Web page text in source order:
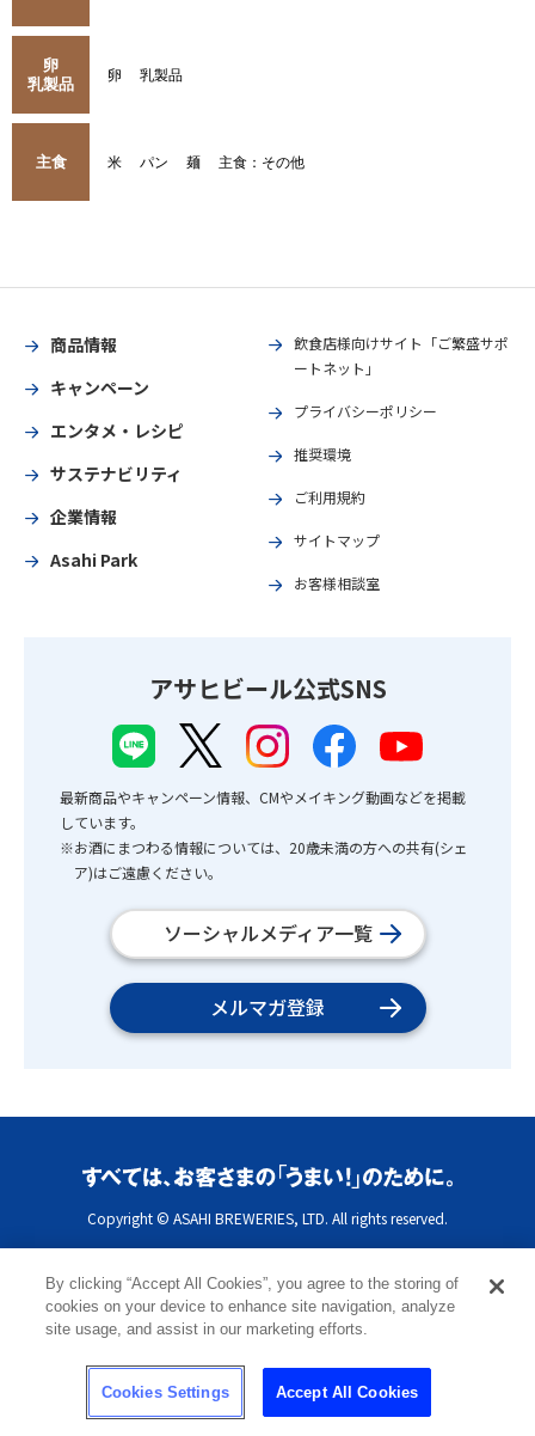
卵
乳製品
卵 乳製品
主食 米 パン 麺 主食：その他
商品情報
キャンペーン
エンタメ・レシピ
サステナビリティ
企業情報
Asahi Park
飲食店様向けサイト「ご繁盛サポ
ートネット」
プライバシーポリシー
推奨環境
ご利用規約
サイトマップ
お客様相談室
アサヒビール公式SNS
最新商品やキャンペーン情報、CMやメイキング動画などを掲載
しています。
※お酒にまつわる情報については、20歳未満の方への共有(シェ
ア)はご遠慮ください。
ソーシャルメディア一覧
メルマガ登録
Copyright © ASAHI BREWERIES, LTD. All rights reserved.
By clicking “Accept All Cookies”, you agree to the storing of
cookies on your device to enhance site navigation, analyze
site usage, and assist in our marketing efforts.
Cookies Settings Accept All Cookies